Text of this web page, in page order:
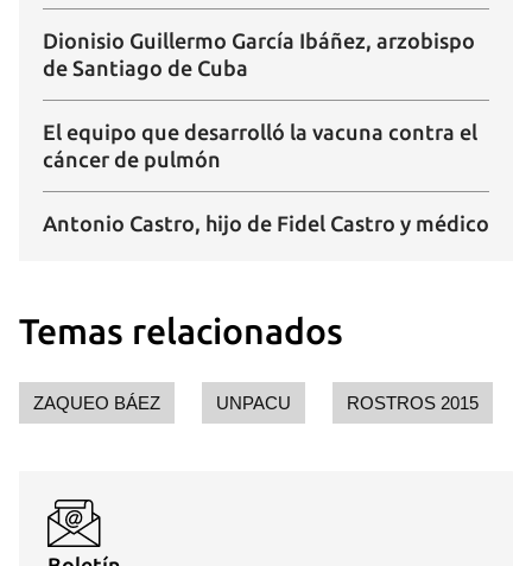
Dionisio Guillermo García Ibáñez, arzobispo
de Santiago de Cuba
El equipo que desarrolló la vacuna contra el
cáncer de pulmón
Antonio Castro, hijo de Fidel Castro y médico
Temas relacionados
ZAQUEO BÁEZ UNPACU ROSTROS 2015